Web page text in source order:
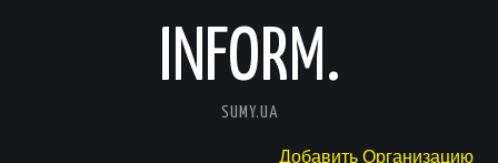
INFORM.
SUMY.UA
Добавить Организацию